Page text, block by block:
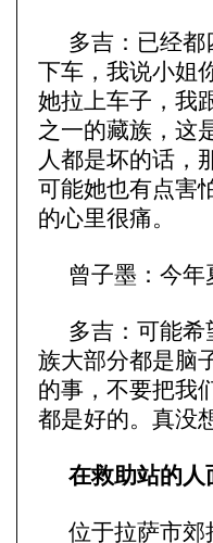
多吉：已经
下车，我说小姐
她拉上车子，我
之一的藏族，这
人都是坏的话，
可能她也有点害
的心里很痛。
曾子墨：今年
多吉：可能
族大部分都是脑
的事，不要把我
都是好的。真没
在救助站的人
位于拉萨市郊